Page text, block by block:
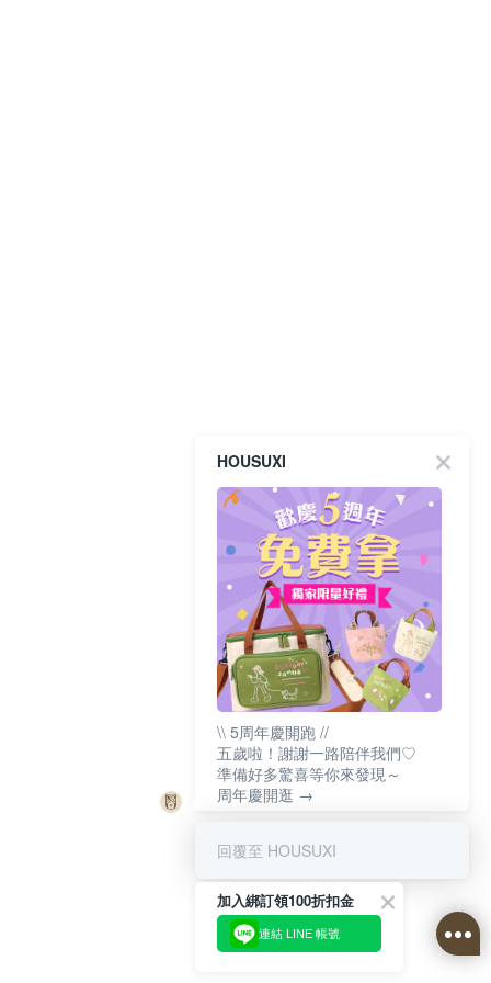
HOUSUXI
\\ 5周年慶開跑 //
五歲啦！謝謝一路陪伴我們♡
準備好多驚喜等你來發現～
周年慶開逛 →
回覆至 HOUSUXI
加入綁訂領100折扣金
連結 LINE 帳號